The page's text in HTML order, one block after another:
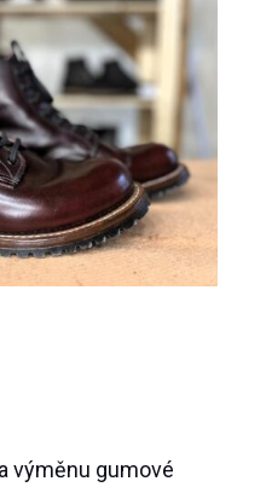
výměnu gumové